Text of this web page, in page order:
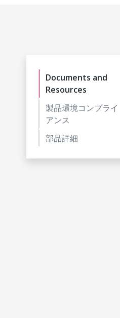
Documents and
Resources
製品環境コンプライ
アンス
部品詳細